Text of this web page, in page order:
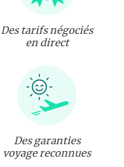
Des tarifs négociés
en direct
Des garanties
voyage reconnues